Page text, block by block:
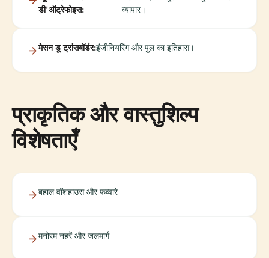
डी'ऑट्रेफोइस:
व्यापार।
मेसन डू ट्रांसबॉर्डर:इंजीनियरिंग और पुल का इतिहास।
प्राकृतिक और वास्तुशिल्प
विशेषताएँ
बहाल वॉशहाउस और फव्वारे
मनोरम नहरें और जलमार्ग